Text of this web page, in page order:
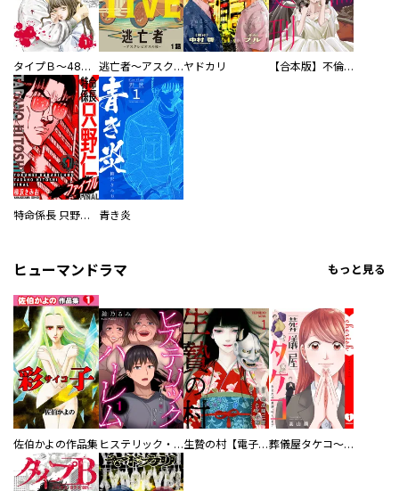
タイプＢ～48時間後、致死率100％～【単話】 逃亡者～アスクレピオスの杖～ヤドカリ 【合本版】不倫処刑
特命係長 只野仁ファイナル 愛蔵版 青き炎
ヒューマンドラマ もっと見る
佐伯かよの作品集 ヒステリック・ハーレム～搾られる男と堕ちる女～【電子単行本版】 生贄の村【電子単行本版】 葬儀屋タケコ～あなたの最期、叶えます【電子単行本版】